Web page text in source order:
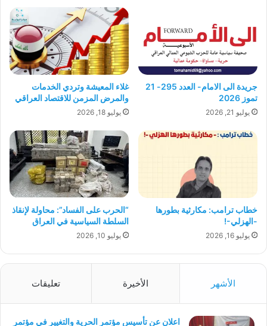
جريدة الى الامام- العدد 295- 21
تموز 2026
يوليو 21, 2026
غلاء المعيشة وتردي الخدمات
والمرض المزمن للاقتصاد العراقي
يوليو 18, 2026
خطاب ترامب: مكارثية بطورها
-الهزلي-!
يوليو 16, 2026
“الحرب على الفساد”: محاولة لإنقاذ
السلطة السياسية في العراق
يوليو 10, 2026
الأشهر الأخيرة تعليقات
اعلان عن تأسيس مؤتمر الحرية والتغيير في مؤتمر